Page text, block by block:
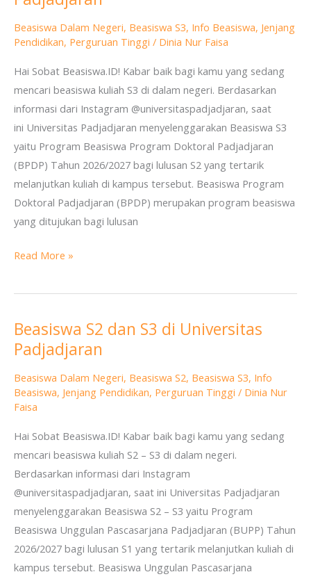
Beasiswa Dalam Negeri, Beasiswa S3, Info Beasiswa, Jenjang
Pendidikan, Perguruan Tinggi / Dinia Nur Faisa
Hai Sobat Beasiswa.ID! Kabar baik bagi kamu yang sedang
mencari beasiswa kuliah S3 di dalam negeri. Berdasarkan
informasi dari Instagram @universitaspadjadjaran, saat
ini Universitas Padjadjaran menyelenggarakan Beasiswa S3
yaitu Program Beasiswa Program Doktoral Padjadjaran
(BPDP) Tahun 2026/2027 bagi lulusan S2 yang tertarik
melanjutkan kuliah di kampus tersebut. Beasiswa Program
Doktoral Padjadjaran (BPDP) merupakan program beasiswa
yang ditujukan bagi lulusan
Universitas
Read More »
Beasiswa S2 dan S3 di Universitas
Padjadjaran
Beasiswa Dalam Negeri, Beasiswa S2, Beasiswa S3, Info
Beasiswa, Jenjang Pendidikan, Perguruan Tinggi / Dinia Nur
Faisa
Hai Sobat Beasiswa.ID! Kabar baik bagi kamu yang sedang
mencari beasiswa kuliah S2 – S3 di dalam negeri.
Berdasarkan informasi dari Instagram
@universitaspadjadjaran, saat ini Universitas Padjadjaran
menyelenggarakan Beasiswa S2 – S3 yaitu Program
Beasiswa Unggulan Pascasarjana Padjadjaran (BUPP) Tahun
2026/2027 bagi lulusan S1 yang tertarik melanjutkan kuliah di
kampus tersebut. Beasiswa Unggulan Pascasarjana
Beasiswa
S2
S3
di
Padjadjaran